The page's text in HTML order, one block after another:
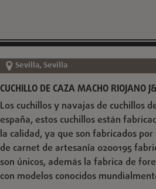
Sevilla, Sevilla
CUCHILLO DE CAZA MACHO RIOJANO
Los cuchillos y navajas de cuchillos
españa, estos cuchillos están
la calidad, ya que son fabricados
de carnet de artesanía 0200195
son únicos, además la fabrica de
con modelos conocidos